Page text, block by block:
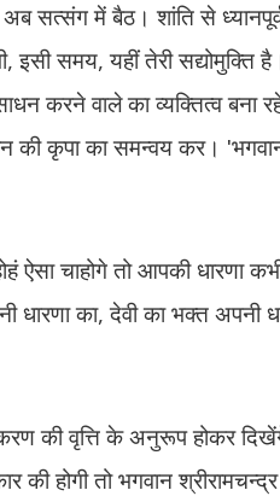
में बैठ। शांति से
इसी समय, यहीं तेरी
करने वाले का व्यक्तित्व
की कृपा का समन्वय कर।
ऐसा चाहोगे तो आपकी धारणा
धारणा का, देवी का भक्त अपनी
की वृत्ति के अनुरूप होकर
की होगी तो भगवान